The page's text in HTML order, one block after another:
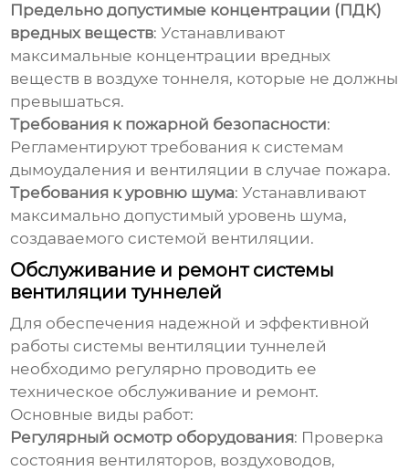
Предельно допустимые концентрации (ПДК)
вредных веществ: Устанавливают
максимальные концентрации вредных
веществ в воздухе тоннеля, которые не должны
превышаться.
Требования к пожарной безопасности:
Регламентируют требования к системам
дымоудаления и вентиляции в случае пожара.
Требования к уровню шума: Устанавливают
максимально допустимый уровень шума,
создаваемого системой вентиляции.
Обслуживание и ремонт системы
вентиляции туннелей
Для обеспечения надежной и эффективной
работы системы вентиляции туннелей
необходимо регулярно проводить ее
техническое обслуживание и ремонт.
Основные виды работ:
Регулярный осмотр оборудования: Проверка
состояния вентиляторов, воздуховодов,